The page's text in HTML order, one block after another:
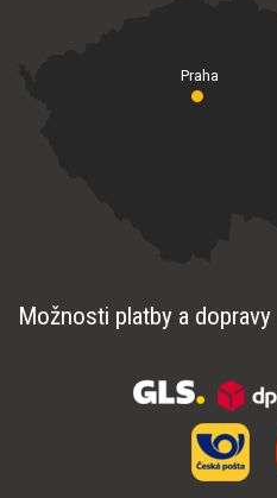
Praha
Možnosti platby a dopravy